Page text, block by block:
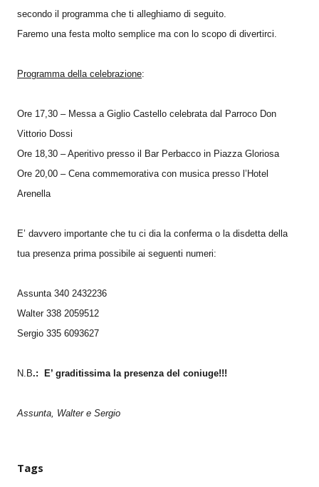
secondo il programma che ti alleghiamo di seguito.
Faremo una festa molto semplice ma con lo scopo di divertirci.
Programma della celebrazione:
Ore 17,30 – Messa a Giglio Castello celebrata dal Parroco Don
Vittorio Dossi
Ore 18,30 – Aperitivo presso il Bar Perbacco in Piazza Gloriosa
Ore 20,00 – Cena commemorativa con musica presso l’Hotel
Arenella
E’ davvero importante che tu ci dia la conferma o la disdetta della
tua presenza prima possibile ai seguenti numeri:
Assunta 340 2432236
Walter 338 2059512
Sergio 335 6093627
N.B.: E’ graditissima la presenza del coniuge!!!
Assunta, Walter e Sergio
Tags